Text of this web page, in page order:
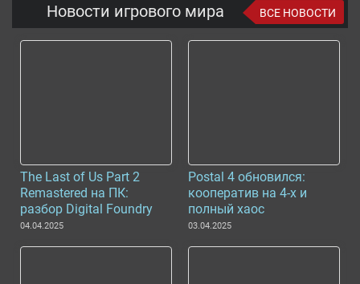
Новости игрового мира ВСЕ НОВОСТИ
The Last of Us Part 2
Remastered на ПК:
разбор Digital Foundry
04.04.2025
Postal 4 обновился:
кооператив на 4-х и
полный хаос
03.04.2025